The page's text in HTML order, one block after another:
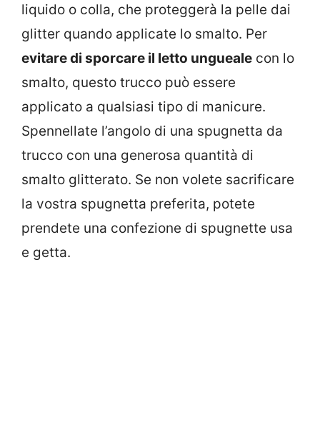
liquido o colla, che proteggerà la pelle dai
glitter quando applicate lo smalto. Per
evitare di sporcare il letto ungueale con lo
smalto, questo trucco può essere
applicato a qualsiasi tipo di manicure.
Spennellate l’angolo di una spugnetta da
trucco con una generosa quantità di
smalto glitterato. Se non volete sacrificare
la vostra spugnetta preferita, potete
prendete una confezione di spugnette usa
e getta.